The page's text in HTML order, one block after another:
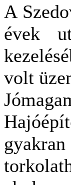
A
évek
volt